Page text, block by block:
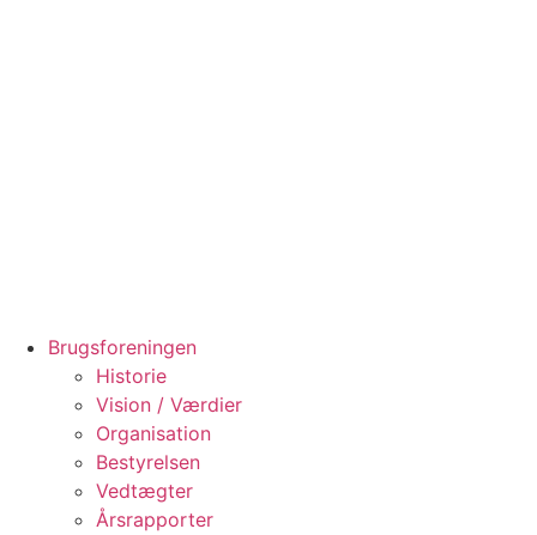
Brugsforeningen
Historie
Vision / Værdier
Organisation
Bestyrelsen
Vedtægter
Årsrapporter